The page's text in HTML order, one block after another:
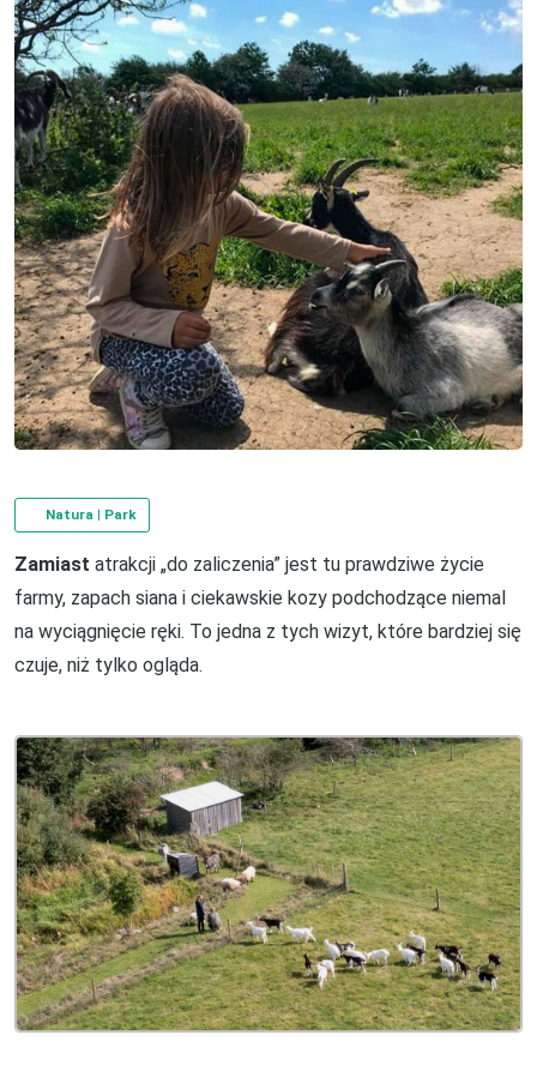
Natura | Park
Zamiast atrakcji „do zaliczenia” jest tu prawdziwe życie
farmy, zapach siana i ciekawskie kozy podchodzące niemal
na wyciągnięcie ręki. To jedna z tych wizyt, które bardziej się
czuje, niż tylko ogląda.